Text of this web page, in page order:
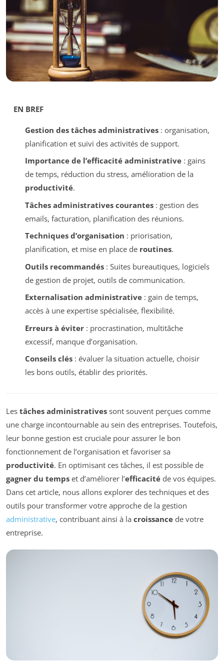
EN BREF
Gestion des tâches administratives: organisation,
planification et suivi des activités de support.
Importance de l’efficacité administrative: gains
de temps, réduction du stress, amélioration de la
productivité.
Tâches administratives courantes: gestion des
emails, facturation, planification des réunions.
Techniques d’organisation : priorisation,
planification, et mise en place de routines.
Outils recommandés: Suites bureautiques, logiciels
de gestion de projet, outils de communication.
Externalisation administrative: gain de temps,
accès à une expertise spécialisée, flexibilité.
Erreurs à éviter: procrastination, multitâche
excessif, manque d’organisation.
Conseils clés: évaluer la situation actuelle, choisir
les bons outils, établir des priorités.
Les tâches administratives sont souvent perçues comme
une charge incontournable au sein des entreprises. Toutefois,
leur bonne gestion est cruciale pour assurer le bon
fonctionnement de l’organisation et favoriser sa
productivité. En optimisant ces tâches, il est possible de
gagner du temps et d’améliorer l’efficacité de vos équipes.
Dans cet article, nous allons explorer des techniques et des
outils pour transformer votre approche de la gestion
administrative, contribuant ainsi à la croissance de votre
entreprise.